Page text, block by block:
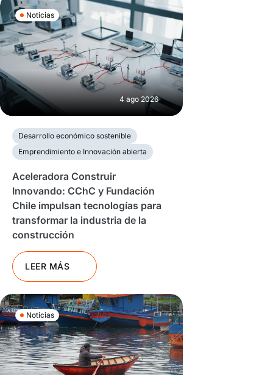
Noticias
4 ago 2026
Desarrollo económico sostenible
Emprendimiento e Innovación abierta
Aceleradora Construir
Innovando: CChC y Fundación
Chile impulsan tecnologías para
transformar la industria de la
construcción
LEER MÁS
Noticias